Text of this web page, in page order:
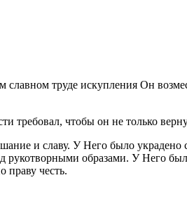
труде искупления Он
требовал, чтобы он не только
и славу. У Него было
образами. У Него
праву честь.